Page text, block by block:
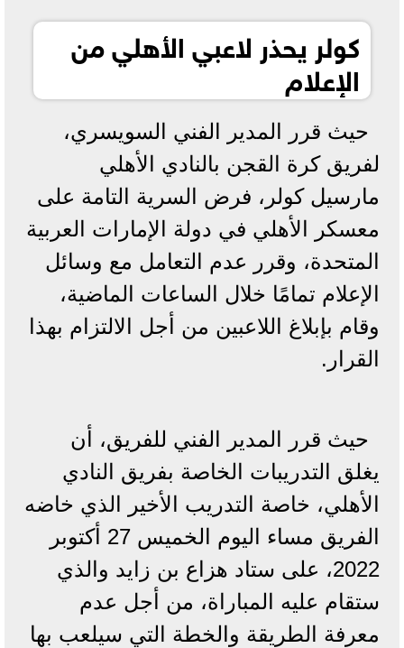
كولر يحذر لاعبي الأهلي من
الإعلام
حيث قرر المدير الفني السويسري،
لفريق كرة القجن بالنادي الأهلي
مارسيل كولر، فرض السرية التامة على
معسكر الأهلي في دولة الإمارات العربية
المتحدة، وقرر عدم التعامل مع وسائل
الإعلام تمامًا خلال الساعات الماضية،
وقام بإبلاغ اللاعبين من أجل الالتزام بهذا
القرار.
حيث قرر المدير الفني للفريق، أن
يغلق التدريبات الخاصة بفريق النادي
الأهلي، خاصة التدريب الأخير الذي خاضه
الفريق مساء اليوم الخميس 27 أكتوبر
2022، على ستاد هزاع بن زايد والذي
ستقام عليه المباراة، من أجل عدم
معرفة الطريقة والخطة التي سيلعب بها